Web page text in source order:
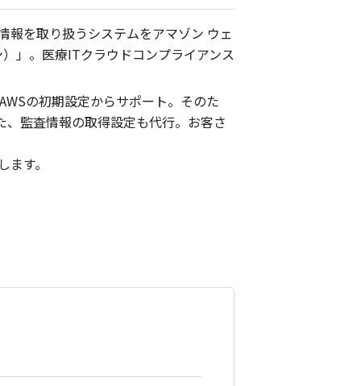
を取り扱うシステムをアマゾン ウェ
」。医療ITクラウドコンプライアンス
の初期設定からサポート。そのた
監査情報の取得設定も代行。お客さ
す。